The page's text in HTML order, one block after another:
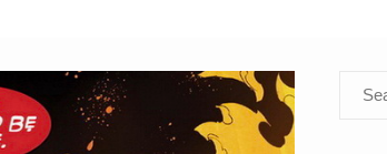
Search